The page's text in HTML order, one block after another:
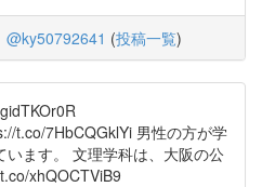
@ky50792641 (投稿一覧)
t.co/7HbCQGklYi 男性の方が学
います。 文理学科は、大阪の公
xhQOCTViB9